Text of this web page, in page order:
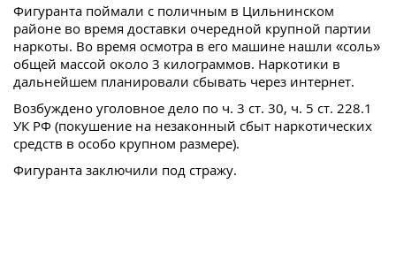
Фигуранта поймали с поличным в Цильнинском
районе во время доставки очередной крупной партии
наркоты. Во время осмотра в его машине нашли «соль»
общей массой около 3 килограммов. Наркотики в
дальнейшем планировали сбывать через интернет.
Возбуждено уголовное дело по ч. 3 ст. 30, ч. 5 ст. 228.1
УК РФ (покушение на незаконный сбыт наркотических
средств в особо крупном размере).
Фигуранта заключили под стражу.